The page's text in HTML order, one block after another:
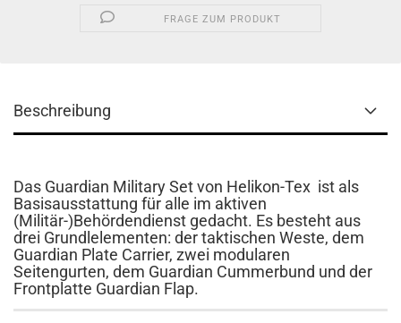
FRAGE ZUM PRODUKT
Beschreibung
Das Guardian Military Set von Helikon-Tex ist als
Basisausstattung für alle im aktiven
(Militär-)Behördendienst gedacht. Es besteht aus
drei Grundlelementen: der taktischen Weste, dem
Guardian Plate Carrier, zwei modularen
Seitengurten, dem Guardian Cummerbund und der
Frontplatte Guardian Flap.